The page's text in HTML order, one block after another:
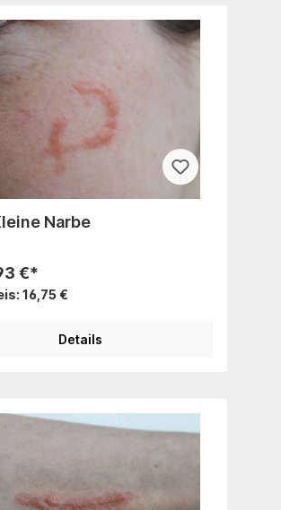
Narbe
€*
16,75 €
Details